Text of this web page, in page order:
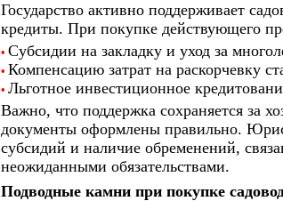
Государство активно поддерживает
кредиты. При покупке действующего
• Субсидии на закладку и уход за
• Компенсацию затрат на раскорчевку
• Льготное инвестиционное
Важно, что поддержка сохраняется за
документы оформлены правильно.
субсидий и наличие обременений,
неожиданными обязательствами.
Подводные камни при покупке